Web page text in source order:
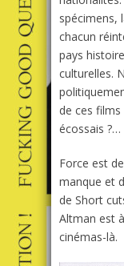
spécimens,
chacun
pays
culturelles.
de ces
écossais ?…
Force est
manque et
de Short
Altman est
cinémas-là.